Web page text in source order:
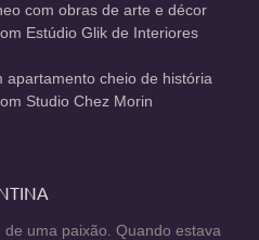
com obras de arte e décor
Estúdio Glik de Interiores
apartamento cheio de história
Studio Chez Morin
uma paixão. Quando estava